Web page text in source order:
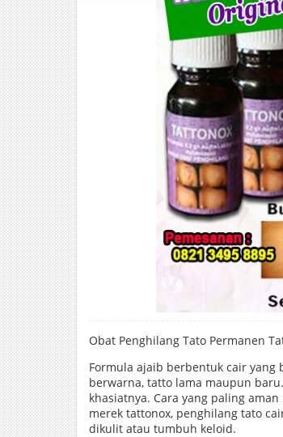
Obat Penghilang Tato Permanen
Formula ajaib berbentuk cair yang
berwarna, tatto lama maupun
khasiatnya. Cara yang paling
merek tattonox, penghilang tato
dikulit atau tumbuh keloid.